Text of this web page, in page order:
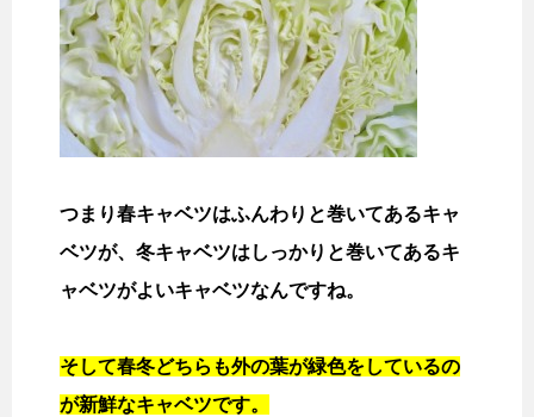
つまり春キャベツはふんわりと巻いてあるキャ
ベツが、冬キャベツはしっかりと巻いてあるキ
ャベツがよいキャベツなんですね。
そして春冬どちらも外の葉が緑色をしているの
が新鮮なキャベツです。